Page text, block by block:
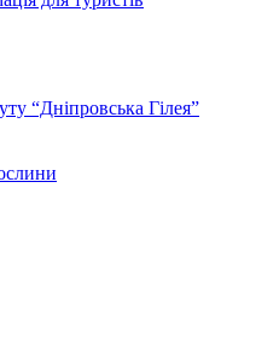
“Дніпровська Гілея”